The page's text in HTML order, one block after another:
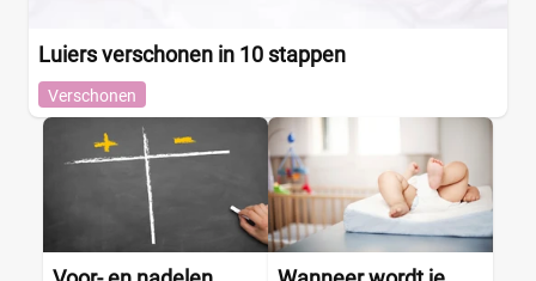
Luiers verschonen in 10 stappen
Verschonen